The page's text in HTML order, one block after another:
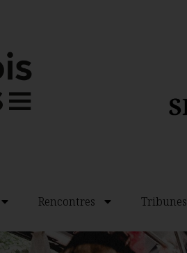
Rencontres Tribunes